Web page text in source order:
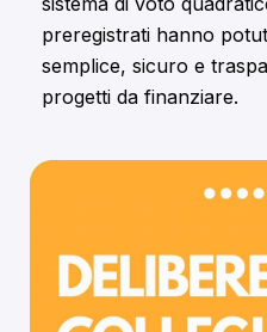
preregistrati hanno
semplice, sicuro e
progetti da finanziare.